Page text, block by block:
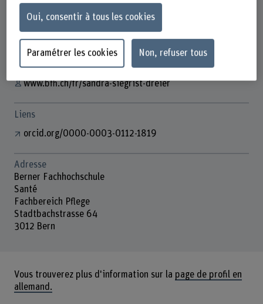
Contact
+41 31 848 47 35
Afficher l'e-mail
www.bfh.ch/fr/sandra-siegrist-dreier
Liens
orcid.org/0000-0003-0112-1819
Adresse
Berner Fachhochschule
Santé
Fachbereich Pflege
Stadtbachstrasse 64
3012 Bern
Vous trouverez plus d'information sur la page de profil en
allemand.
Oui, consentir à tous les cookies
Paramétrer les cookies Non, refuser tous